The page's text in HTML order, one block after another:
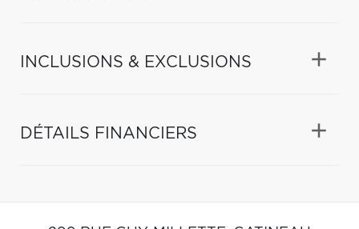
INCLUSIONS & EXCLUSIONS
DÉTAILS FINANCIERS